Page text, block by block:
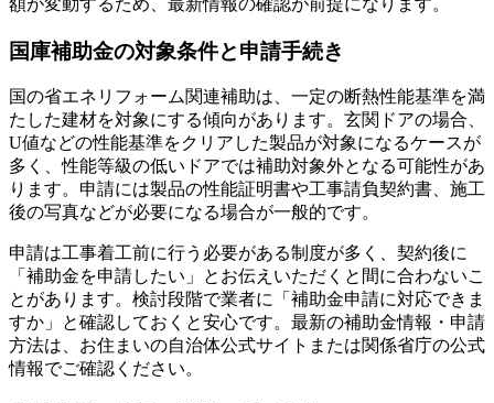
額が変動するため、最新情報の確認が前提になります。
国庫補助金の対象条件と申請手続き
国の省エネリフォーム関連補助は、一定の断熱性能基準を満
たした建材を対象にする傾向があります。玄関ドアの場合、
U値などの性能基準をクリアした製品が対象になるケースが
多く、性能等級の低いドアでは補助対象外となる可能性があ
ります。申請には製品の性能証明書や工事請負契約書、施工
後の写真などが必要になる場合が一般的です。
申請は工事着工前に行う必要がある制度が多く、契約後に
「補助金を申請したい」とお伝えいただくと間に合わないこ
とがあります。検討段階で業者に「補助金申請に対応できま
すか」と確認しておくと安心です。最新の補助金情報・申請
方法は、お住まいの自治体公式サイトまたは関係省庁の公式
情報でご確認ください。